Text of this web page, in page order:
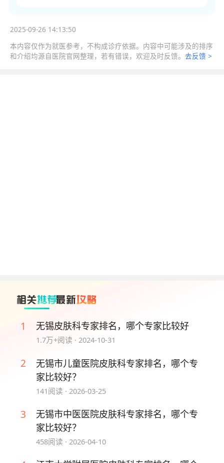
2025-09-26 14:13:50
本内容仅作为就医参考，不构成诊疗依据。内容中可能涉及的排序
和介绍均源自医院官网整理，若有错误，欢迎及时反馈。去反馈 >
1 无锡皮肤科专家排名，哪个专家比较好
1.7万+阅读 · 2024-10-31
2
无锡市儿童医院皮肤科专家排名，哪个专
家比较好？
141 阅读 · 2026-03-25
3
无锡市中医医院皮肤科专家排名，哪个专
家比较好？
458阅读 · 2026-04-10